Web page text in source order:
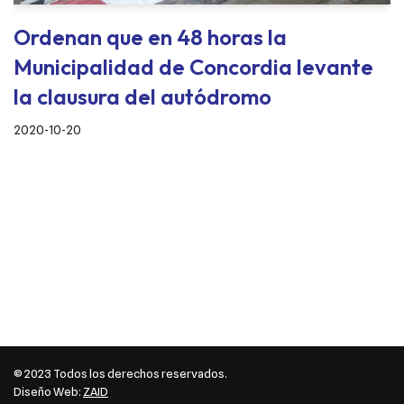
Ordenan que en 48 horas la
Municipalidad de Concordia levante
la clausura del autódromo
2020-10-20
© 2023 Todos los derechos reservados.
Diseño Web: ZAID